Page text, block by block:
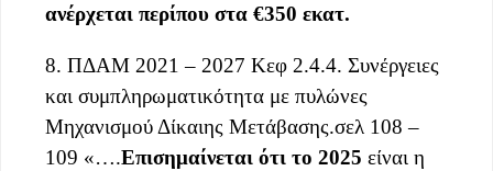
ανέρχεται περίπου στα €350 εκατ.
8. ΠΔΑΜ 2021 – 2027 Κεφ 2.4.4. Συνέργειες
και συμπληρωματικότητα με πυλώνες
Μηχανισμού Δίκαιης Μετάβασης.σελ 108 –
109 «….Επισημαίνεται ότι το 2025 είναι η